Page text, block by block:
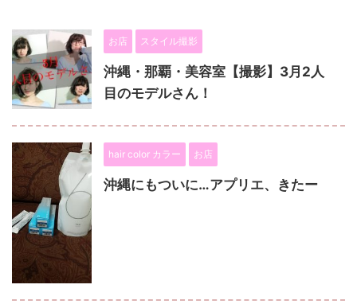
お店 スタイル撮影
沖縄・那覇・美容室【撮影】3月2人
目のモデルさん！
hair color カラー お店
沖縄にもついに…アプリエ、きたー